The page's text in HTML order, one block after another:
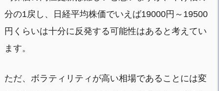
分の1戻し、日経平均株価でいえば19000円～19500
円くらいは十分に反発する可能性はあると考えてい
ます。
ただ、ボラティリティが高い相場であることには変